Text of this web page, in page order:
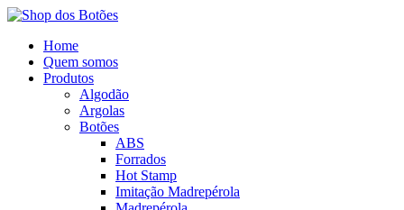
Home
Quem somos
Produtos
Algodão
Argolas
Botões
ABS
Forrados
Hot Stamp
Imitação Madrepérola